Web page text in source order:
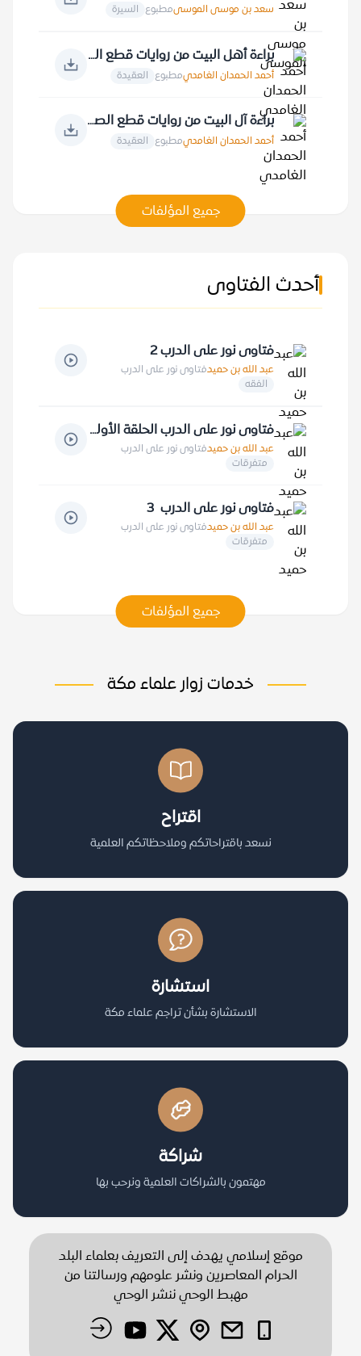
سعد بن موسى الموسىمطبوع السيرة
براءة أهل البيت من روايات قطع الصلة بالقرآن الكريم
أحمد الحمدان الغامديمطبوع العقيدة
براءة آل البيت من روايات قطع الصلة بعبادة الله عز وجل ومقدساته
أحمد الحمدان الغامديمطبوع العقيدة
جميع المؤلفات
أحدث الفتاوى
فتاوى نور على الدرب 2
عبد الله بن حميدفتاوى نور على الدرب
الفقه
فتاوى نور على الدرب الحلقة الأولى
عبد الله بن حميدفتاوى نور على الدرب
متفرقات
فتاوى نور على الدرب 3
عبد الله بن حميدفتاوى نور على الدرب
متفرقات
جميع المؤلفات
خدمات زوار علماء مكة
اقتراح
نسعد باقتراحاتكم وملاحظاتكم العلمية
استشارة
الاستشارة بشأن تراجم علماء مكة
شراكة
مهتمون بالشراكات العلمية ونرحب بها
موقع إسلامي يهدف إلى التعريف بعلماء البلد
الحرام المعاصرين ونشر علومهم ورسالتنا من
مهبط الوحي ننشر الوحي